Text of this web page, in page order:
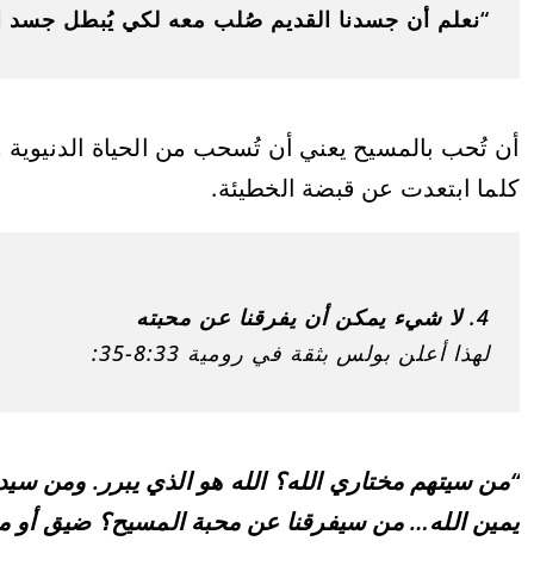
“نعلم أن جسدنا القديم صُلب معه لكي يُبطل
أن تُحب بالمسيح يعني أن تُسحب من الحياة
كلما ابتعدت عن قبضة الخطيئة.
4. لا شيء يمكن أن يفرقنا عن محبته
لهذا أعلن بولس بثقة في رومية 8:33-35:
“من سيتهم مختاري الله؟ الله هو الذي يبرر.
يمين الله… من سيفرقنا عن محبة المسيح؟ ضيق